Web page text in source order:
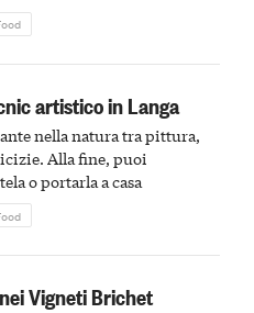
artistico in Langa
nella natura tra pittura,
Alla fine, puoi
o portarla a casa
Vigneti Brichet